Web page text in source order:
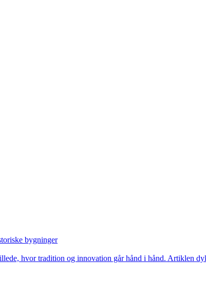
bygninger
hvor tradition og innovation går hånd i hånd. Artiklen